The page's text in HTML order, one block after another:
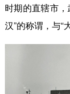
时期的直辖市
汉”的称谓，与“